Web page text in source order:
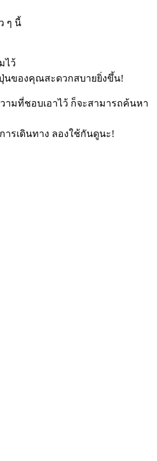
ๆ นี้
ไว้
นของคุณสะดวกสบายยิ่งขึ้น!
มที่ชอบเอาไว้ ก็จะสามารถค้นหา
ารเดินทาง ลองใช้กันดูนะ!